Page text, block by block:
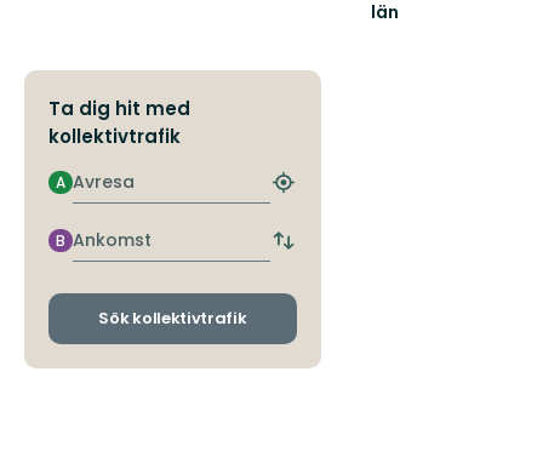
Ta dig hit med
kollektivtrafik
Avresa
A
Hitta
hållplats
Ankomst
B
Byt
och
Sök kollektivtrafik
län